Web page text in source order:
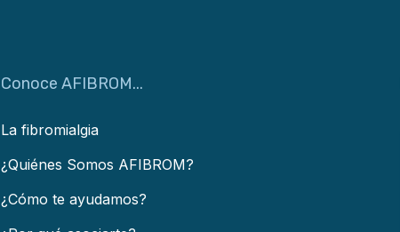
Conoce AFIBROM...
La fibromialgia
¿Quiénes Somos AFIBROM?
¿Cómo te ayudamos?